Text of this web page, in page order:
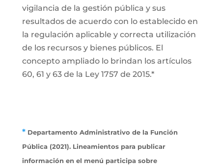
vigilancia de la gestión pública y sus
resultados de acuerdo con lo establecido en
la regulación aplicable y correcta utilización
de los recursos y bienes públicos. El
concepto ampliado lo brindan los artículos
60, 61 y 63 de la Ley 1757 de 2015.*
*Departamento Administrativo de la Función
Pública (2021). Lineamientos para publicar
información en el menú participa sobre